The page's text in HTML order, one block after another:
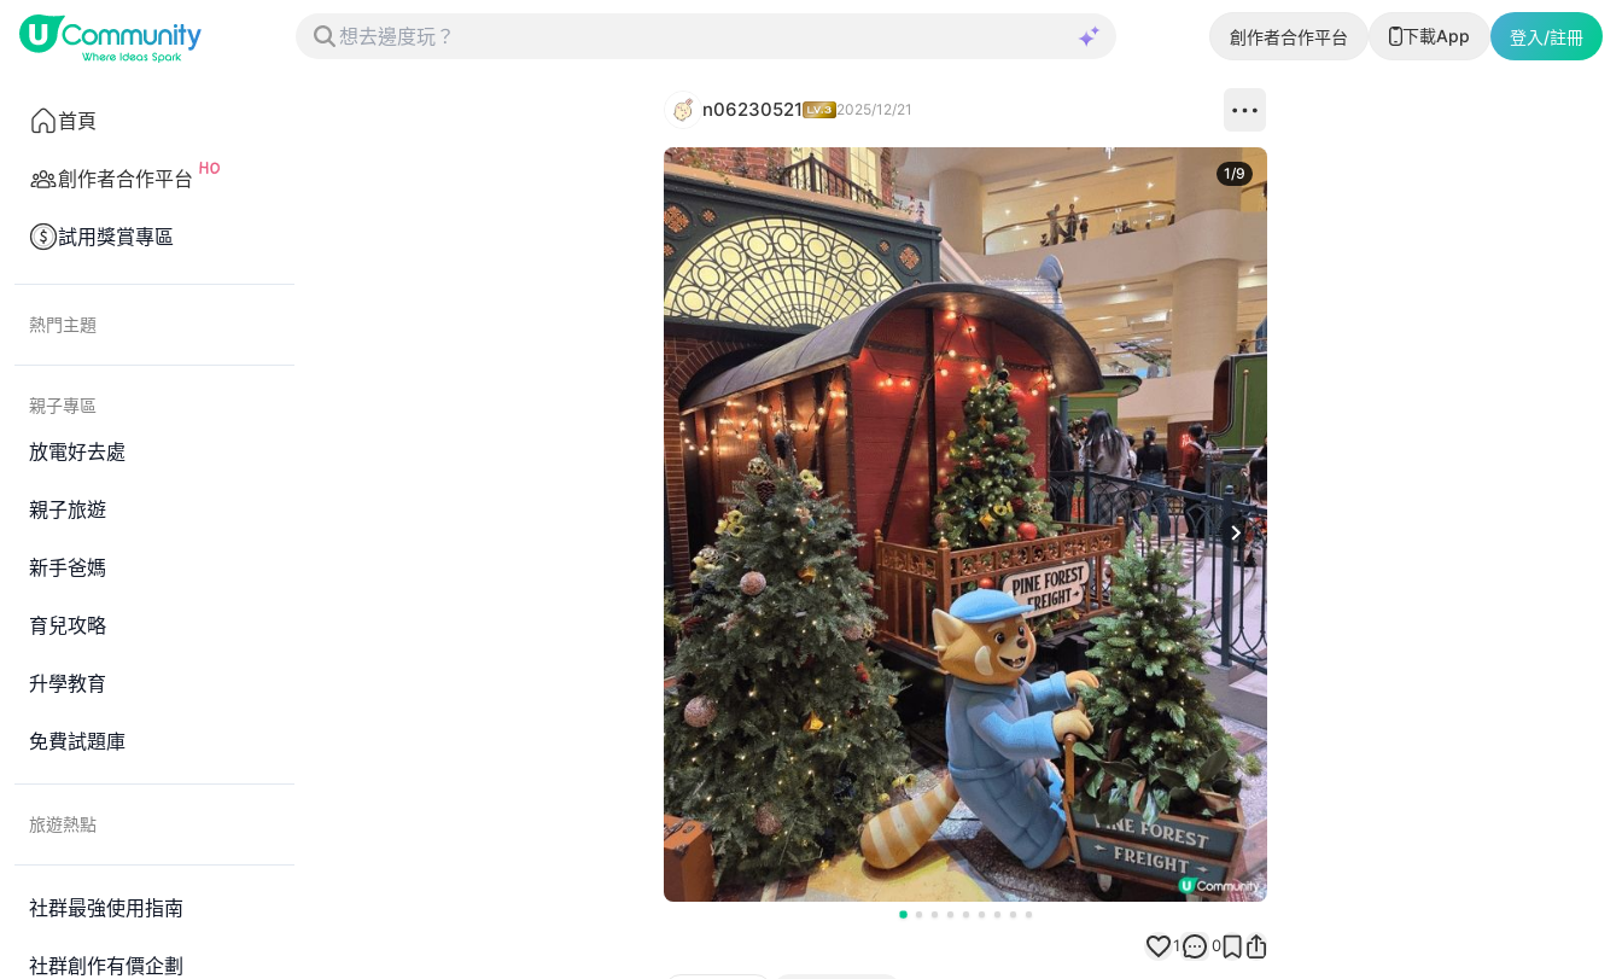
創作者合作平台 下載App 登入/註冊
首頁
創作者合作平台
試用獎賞專區
熱門主題
親子專區
放電好去處
親子旅遊
新手爸媽
育兒攻略
升學教育
免費試題庫
旅遊熱點
社群最強使用指南
社群創作有價企劃
n06230521 2025/12/21
Next slide
1/9
1 0